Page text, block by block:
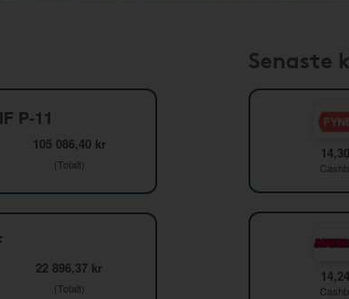
P-11
105 086,40 kr
(Totalt)
22 896,37 kr
(Totalt)
Senaste